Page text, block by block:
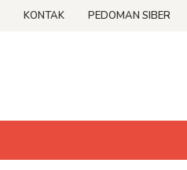
KONTAK PEDOMAN SIBER